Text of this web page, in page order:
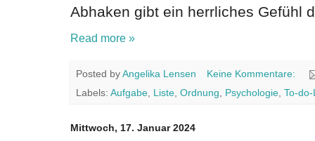
Abhaken gibt ein herrliches Gefühl
Read more »
Posted byAngelika Lensen
Keine Kommentare:
Labels: Aufgabe, Liste, Ordnung, Psychologie, To-
Mittwoch, 17. Januar 2024